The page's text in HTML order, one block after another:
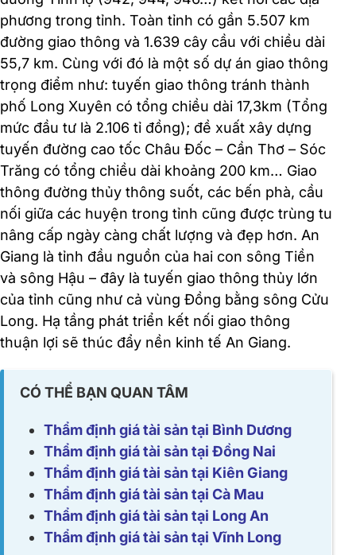
phương trong tỉnh. Toàn tỉnh có gần 5.507 km
đường giao thông và 1.639 cây cầu với chiều dài
55,7 km. Cùng với đó là một số dự án giao thông
trọng điểm như: tuyến giao thông tránh thành
phố Long Xuyên có tổng chiều dài 17,3km (Tổng
mức đầu tư là 2.106 tỉ đồng); đề xuất xây dựng
tuyến đường cao tốc Châu Đốc – Cần Thơ – Sóc
Trăng có tổng chiều dài khoảng 200 km… Giao
thông đường thủy thông suốt, các bến phà, cầu
nối giữa các huyện trong tỉnh cũng được trùng tu
nâng cấp ngày càng chất lượng và đẹp hơn. An
Giang là tỉnh đầu nguồn của hai con sông Tiền
và sông Hậu – đây là tuyến giao thông thủy lớn
của tỉnh cũng như cả vùng Đồng bằng sông Cửu
Long. Hạ tầng phát triển kết nối giao thông
thuận lợi sẽ thúc đẩy nền kinh tế An Giang.
CÓ THỂ BẠN QUAN TÂM
Thẩm định giá tài sản tại Bình Dương
Thẩm định giá tài sản tại Đồng Nai
Thẩm định giá tài sản tại Kiên Giang
Thẩm định giá tài sản tại Cà Mau
Thẩm định giá tài sản tại Long An
Thẩm định giá tài sản tại Vĩnh Long